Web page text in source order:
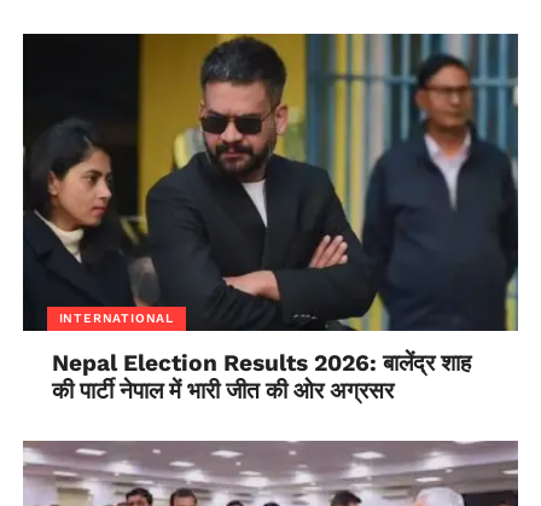
INTERNATIONAL
Nepal Election Results 2026: बालेंद्र शाह
की पार्टी नेपाल में भारी जीत की ओर अग्रसर